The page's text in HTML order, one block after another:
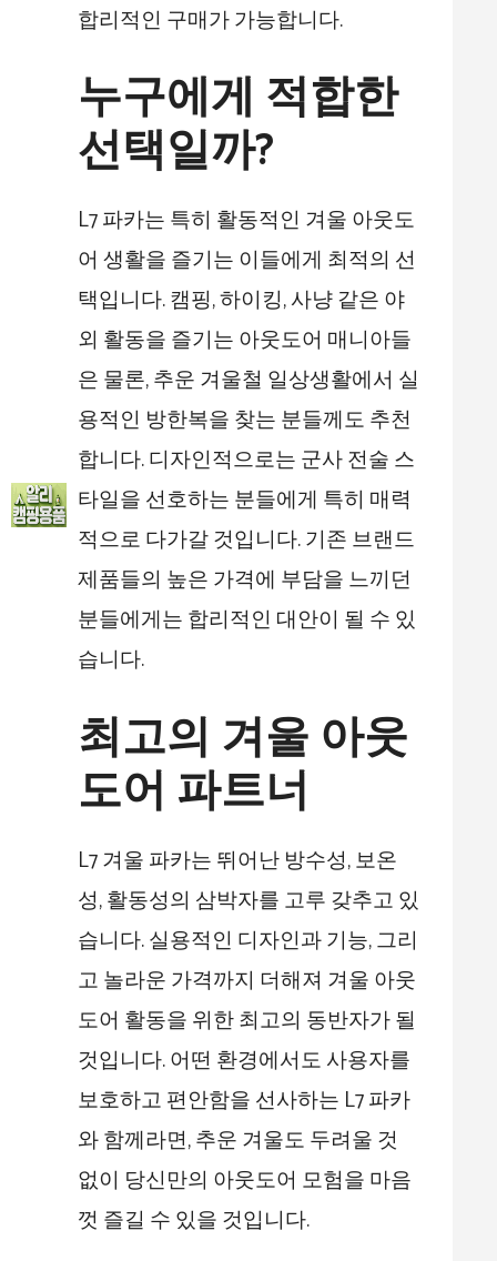
합리적인 구매가 가능합니다.
누구에게 적합한
선택일까?
L7 파카는 특히 활동적인 겨울 아웃도
어 생활을 즐기는 이들에게 최적의 선
택입니다. 캠핑, 하이킹, 사냥 같은 야
외 활동을 즐기는 아웃도어 매니아들
은 물론, 추운 겨울철 일상생활에서 실
용적인 방한복을 찾는 분들께도 추천
합니다. 디자인적으로는 군사 전술 스
타일을 선호하는 분들에게 특히 매력
적으로 다가갈 것입니다. 기존 브랜드
제품들의 높은 가격에 부담을 느끼던
분들에게는 합리적인 대안이 될 수 있
습니다.
최고의 겨울 아웃
도어 파트너
L7 겨울 파카는 뛰어난 방수성, 보온
성, 활동성의 삼박자를 고루 갖추고 있
습니다. 실용적인 디자인과 기능, 그리
고 놀라운 가격까지 더해져 겨울 아웃
도어 활동을 위한 최고의 동반자가 될
것입니다. 어떤 환경에서도 사용자를
보호하고 편안함을 선사하는 L7 파카
와 함께라면, 추운 겨울도 두려울 것
없이 당신만의 아웃도어 모험을 마음
껏 즐길 수 있을 것입니다.